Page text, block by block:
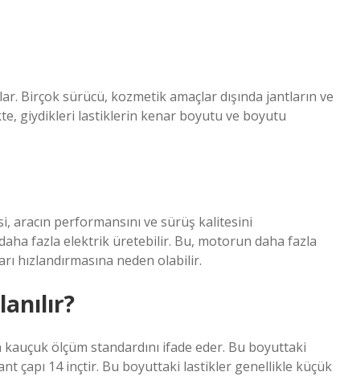
Birçok sürücü, kozmetik amaçlar dışında jantların ve
giydikleri lastiklerin kenar boyutu ve boyutu
performansını ve sürüş kalitesini
fazla elektrik üretebilir. Bu, motorun daha fazla
hızlandırmasına neden olabilir.
ölçüm standardını ifade eder. Bu boyuttaki
çapı 14 inçtir. Bu boyuttaki lastikler genellikle küçük